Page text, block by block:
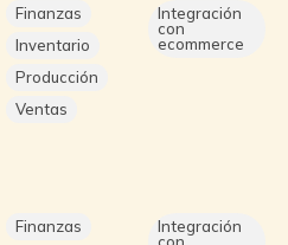
Finanzas
Inventario
Producción
Ventas
Integración
con
ecommerce
Finanzas
Integración